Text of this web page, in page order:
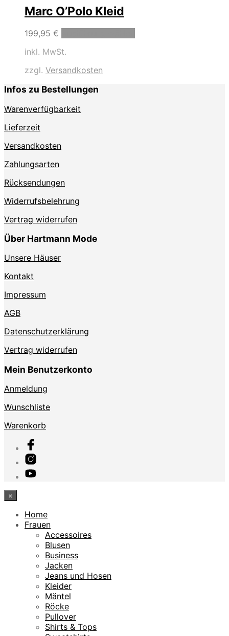
Marc O’Polo Kleid
199,95 €
inkl. MwSt.
zzgl. Versandkosten
Infos zu Bestellungen
Warenverfügbarkeit
Lieferzeit
Versandkosten
Zahlungsarten
Rücksendungen
Widerrufsbelehrung
Vertrag widerrufen
Über Hartmann Mode
Unsere Häuser
Kontakt
Impressum
AGB
Datenschutzerklärung
Vertrag widerrufen
Mein Benutzerkonto
Anmeldung
Wunschliste
Warenkorb
×
Home
Frauen
Accessoires
Blusen
Business
Jacken
Jeans und Hosen
Kleider
Mäntel
Röcke
Pullover
Shirts & Tops